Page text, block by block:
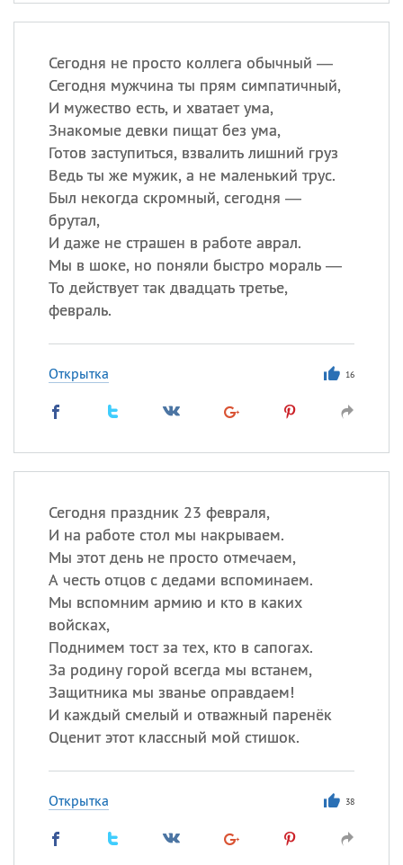
Сегодня не просто коллега обычный —
Сегодня мужчина ты прям симпатичный,
И мужество есть, и хватает ума,
Знакомые девки пищат без ума,
Готов заступиться, взвалить лишний груз
Ведь ты же мужик, а не маленький трус.
Был некогда скромный, сегодня —
брутал,
И даже не страшен в работе аврал.
Мы в шоке, но поняли быстро мораль —
То действует так двадцать третье,
февраль.
Открытка 16
Сегодня праздник 23 февраля,
И на работе стол мы накрываем.
Мы этот день не просто отмечаем,
А честь отцов с дедами вспоминаем.
Мы вспомним армию и кто в каких
войсках,
Поднимем тост за тех, кто в сапогах.
За родину горой всегда мы встанем,
Защитника мы званье оправдаем!
И каждый смелый и отважный паренёк
Оценит этот классный мой стишок.
Открытка 38